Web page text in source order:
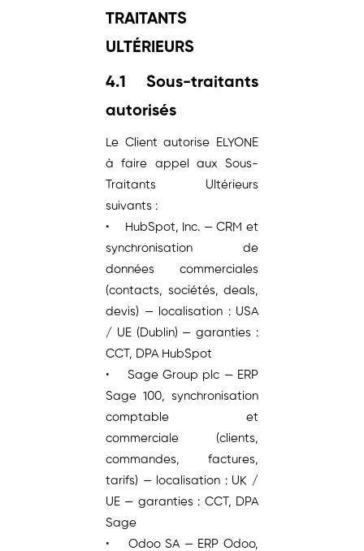
TRAITANTS
ULTÉRIEURS
4.1 Sous-traitants
autorisés
Le Client autorise ELYONE
à faire appel aux Sous-
Traitants Ultérieurs
suivants :
• HubSpot, Inc. — CRM et
synchronisation de
données commerciales
(contacts, sociétés, deals,
devis) — localisation : USA
/ UE (Dublin) — garanties :
CCT, DPA HubSpot
• Sage Group plc — ERP
Sage 100, synchronisation
comptable et
commerciale (clients,
commandes, factures,
tarifs) — localisation : UK /
UE — garanties : CCT, DPA
Sage
• Odoo SA — ERP Odoo,